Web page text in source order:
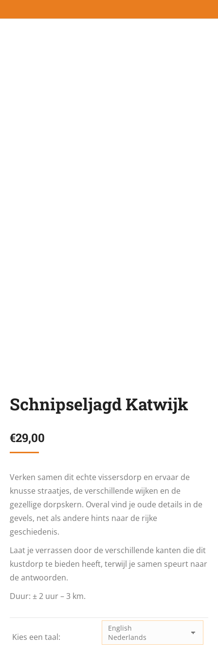
Schnipseljagd Katwijk
€29,00
Verken samen dit echte vissersdorp en ervaar de
knusse straatjes, de verschillende wijken en de
gezellige dorpskern. Overal vind je oude details in de
gevels, net als andere hints naar de rijke
geschiedenis.
Laat je verrassen door de verschillende kanten die dit
kustdorp te bieden heeft, terwijl je samen speurt naar
de antwoorden.
Duur: ± 2 uur – 3 km.
Kies een taal: